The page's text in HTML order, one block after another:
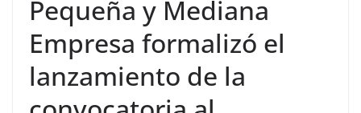
Pequeña y Mediana
Empresa formalizó el
lanzamiento de la